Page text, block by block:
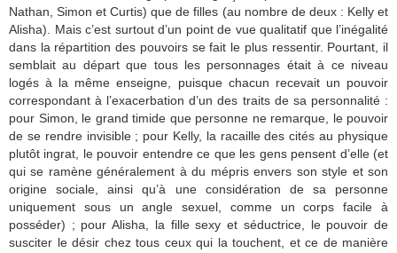
Nathan, Simon et Curtis) que de filles (au nombre de deux : Kelly et
Alisha). Mais c’est surtout d’un point de vue qualitatif que l’inégalité
dans la répartition des pouvoirs se fait le plus ressentir. Pourtant, il
semblait au départ que tous les personnages était à ce niveau
logés à la même enseigne, puisque chacun recevait un pouvoir
correspondant à l’exacerbation d’un des traits de sa personnalité :
pour Simon, le grand timide que personne ne remarque, le pouvoir
de se rendre invisible ; pour Kelly, la racaille des cités au physique
plutôt ingrat, le pouvoir entendre ce que les gens pensent d’elle (et
qui se ramène généralement à du mépris envers son style et son
origine sociale, ainsi qu’à une considération de sa personne
uniquement sous un angle sexuel, comme un corps facile à
posséder) ; pour Alisha, la fille sexy et séductrice, le pouvoir de
susciter le désir chez tous ceux qui la touchent, et ce de manière